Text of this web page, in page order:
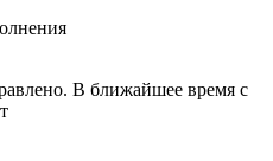
В ближайшее время с